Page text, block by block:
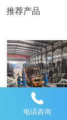
推荐产品
库房展示
电话咨询